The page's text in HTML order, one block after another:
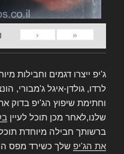
«
‹
ג'יפ ייצרו דגמים וחבילות
לרדו, גולדן-איגל ג'מבורי,
וחתימת שיפוץ הג'יפ בדוק
שלנו,לאחר מכן תוכל לעיין
ברשותך חבילה מיוחדת
את הג'יפ שלך כשירד מפס